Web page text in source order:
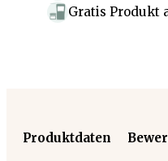
Gratis Produkt
Produktdaten